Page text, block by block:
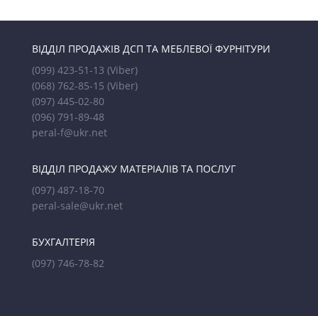
ВІДДІЛ ПРОДАЖІВ ДСП ТА МЕБЛЕВОЇ ФУРНІТУРИ
(099) 423-51-13 (Viber)
(068) 762-85-15 (Viber)
(097) 445-02-80
(096) 791-89-48
peral-f@ukr.net
ВІДДІЛ ПРОДАЖУ МАТЕРІАЛІВ ТА ПОСЛУГ
(097) 487-18-70
peral-sale@ukr.net
БУХГАЛТЕРІЯ
(097) 746-78-82